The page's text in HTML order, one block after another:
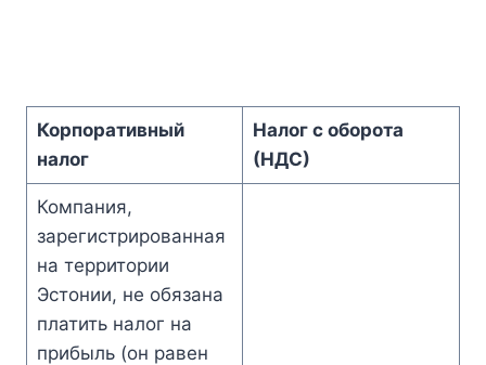
Корпоративный
налог
Налог с оборота
(НДС)
Компания,
зарегистрированная
на территории
Эстонии, не обязана
платить налог на
прибыль (он равен